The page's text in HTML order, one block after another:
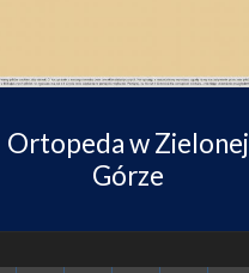
Ortopeda w Zielonej
Górze